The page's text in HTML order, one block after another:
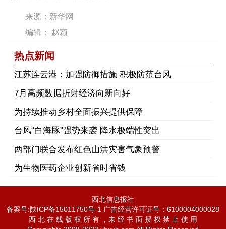
来源：新华网
编辑： 赵颖
热点新闻
江苏连云港：加强防御措施 积极防范台风
7月高频数据折射经济向新向好
为持续推动乡村全面振兴提供保障
台风“白海豚”强势来袭 降水极端性突出
两部门联合发布红色山洪灾害气象预警
为生物医药企业创新省时省钱
西北信息报社
备案号:陕ICP备15011750号-1 广告经营许可证号：6100004000028
西 北 在 线 版 权 所 有 ，未 经 书 面 授 权 禁 止 使 用